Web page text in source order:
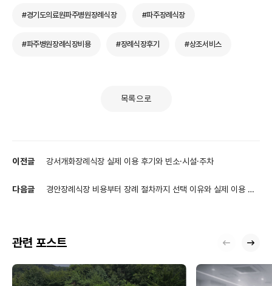
#경기도의료원파주병원장례식장 #파주장례식장
#파주병원장례식장비용 #장례식장후기 #상조서비스
목록으로
이전글 강서개화장례식장 실제 이용 후기와 빈소·시설·주차
다음글
경안장례식장 비용부터 장례 절차까지 선택 이유와 실제 이용 후
관련 포스트